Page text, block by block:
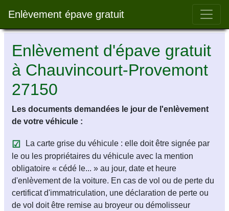
Enlèvement épave gratuit Bar
Enlèvement d'épave gratuit
à Chauvincourt-Provemont
27150
Les documents demandées le jour de l'enlèvement
de votre véhicule :
La carte grise du véhicule : elle doit être signée par
le ou les propriétaires du véhicule avec la mention
obligatoire « cédé le... » au jour, date et heure
d'enlèvement de la voiture. En cas de vol ou de perte du
certificat d'immatriculation, une déclaration de perte ou
de vol doit être remise au broyeur ou démolisseur